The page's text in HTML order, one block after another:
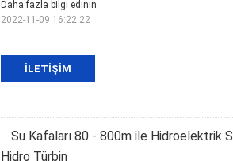
İLETIŞIM
Daha fazla bilgi edinin
2022-11-09 16:22:22
Su Kafaları 80 - 800m ile Hidroelektrik
Hidro Türbin